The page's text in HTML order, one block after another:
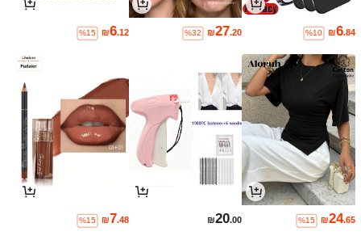
₪6.84
%10
₪27.20
%32
₪6.12
%15
₪24.65
%15
₪20.00
₪7.48
%15